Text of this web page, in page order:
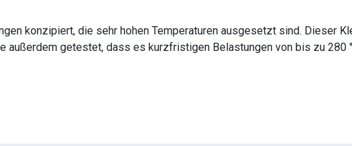
konzipiert, die sehr hohen Temperaturen ausgesetzt sind. Dieser
außerdem getestet, dass es kurzfristigen Belastungen von bis zu 280